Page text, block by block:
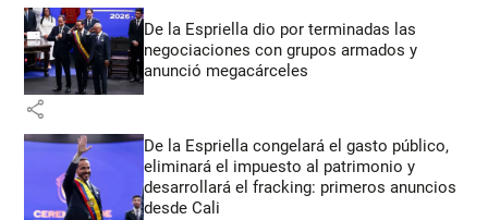
De la Espriella dio por terminadas las
negociaciones con grupos armados y
anunció megacárceles
share
De la Espriella congelará el gasto público,
eliminará el impuesto al patrimonio y
desarrollará el fracking: primeros anuncios
desde Cali